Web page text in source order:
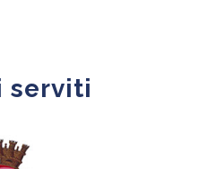
serviti